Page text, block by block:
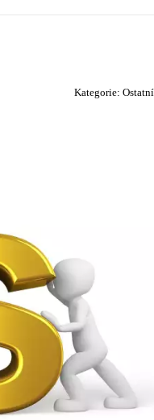
Kategorie: Ostatní